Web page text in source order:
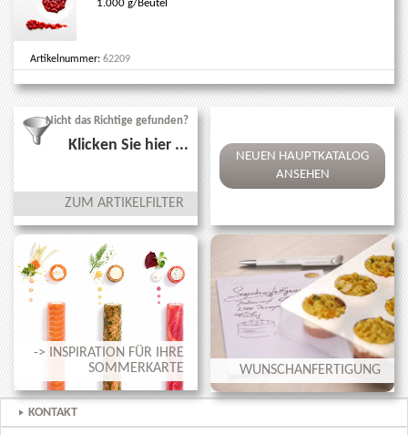
1.000 g/Beutel
Artikelnummer: 62209
ZUM ARTIKELFILTER
Nicht das Richtige gefunden?
Klicken Sie hier ...
NEUEN HAUPTKATALOG
ANSEHEN
-> INSPIRATION FÜR IHRE
SOMMERKARTE
WUNSCHANFERTIGUNG
KONTAKT